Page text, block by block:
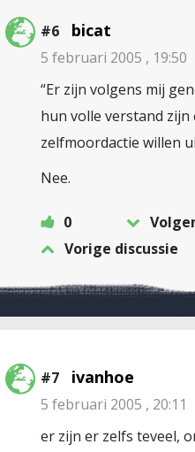
#6 bicat
5 februari 2005 , 19:50
“Er zijn volgens mij
hun volle verstand zijn
zelfmoordactie willen
Nee.
0
Vorige discussie
#7 ivanhoe
5 februari 2005 , 20:11
er zijn er zelfs teveel,